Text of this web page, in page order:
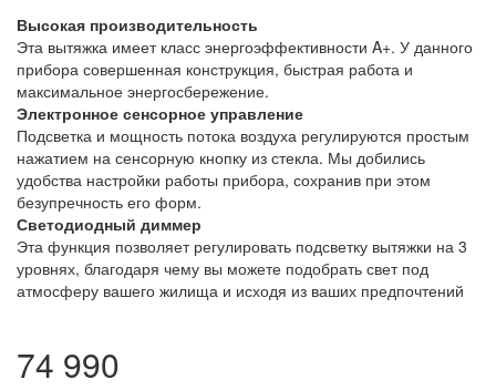
Высокая производительность
Эта вытяжка имеет класс энергоэффективности A+. У данного
прибора совершенная конструкция, быстрая работа и
максимальное энергосбережение.
Электронное сенсорное управление
Подсветка и мощность потока воздуха регулируются простым
нажатием на сенсорную кнопку из стекла. Мы добились
удобства настройки работы прибора, сохранив при этом
безупречность его форм.
Светодиодный диммер
Эта функция позволяет регулировать подсветку вытяжки на 3
уровнях, благодаря чему вы можете подобрать свет под
атмосферу вашего жилища и исходя из ваших предпочтений
74 990